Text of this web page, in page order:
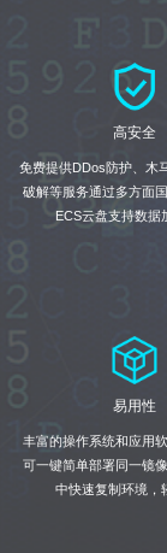
高安全
免费提供DDos防护、木
破解等服务通过多方面
ECS云盘支持数据
易用性
丰富的操作系统和应用
可一键简单部署同一镜
中快速复制环境，